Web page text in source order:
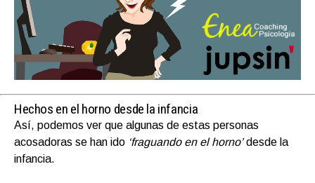
Hechos en el horno desde la infancia
Así, podemos ver que algunas de estas personas
acosadoras se han ido ‘fraguando en el horno’desde la
infancia.